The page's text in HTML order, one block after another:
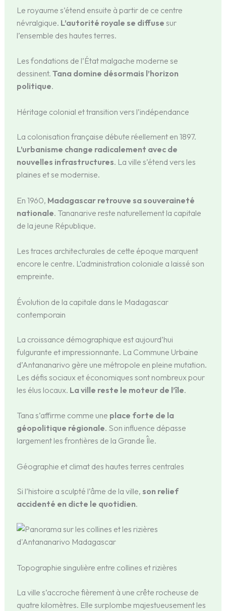
Le royaume s’étend ensuite à partir de ce centre
névralgique. L’autorité royale se diffuse sur
l’ensemble des hautes terres.
Les fondations de l’État malgache moderne se
dessinent. Tana domine désormais l’horizon
politique.
Héritage colonial et transition vers l’indépendance
La colonisation française débute réellement en 1897.
L’urbanisme change radicalement avec de
nouvelles infrastructures. La ville s’étend vers les
plaines et se modernise.
En 1960, Madagascar retrouve sa souveraineté
nationale. Tananarive reste naturellement la capitale
de la jeune République.
Les traces architecturales de cette époque marquent
encore le centre. L’administration coloniale a laissé son
empreinte.
Évolution de la capitale dans le Madagascar
contemporain
La croissance démographique est aujourd’hui
fulgurante et impressionnante. La Commune Urbaine
d’Antananarivo gère une métropole en pleine mutation.
Les défis sociaux et économiques sont nombreux pour
les élus locaux. La ville reste le moteur de l’île.
Tana s’affirme comme une place forte de la
géopolitique régionale. Son influence dépasse
largement les frontières de la Grande Île.
Géographie et climat des hautes terres centrales
Si l’histoire a sculpté l’âme de la ville, son relief
accidenté en dicte le quotidien.
Topographie singulière entre collines et rizières
La ville s’accroche fièrement à une crête rocheuse de
quatre kilomètres. Elle surplombe majestueusement les